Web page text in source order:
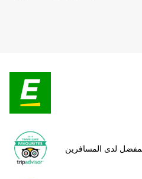
لدى المسافرين